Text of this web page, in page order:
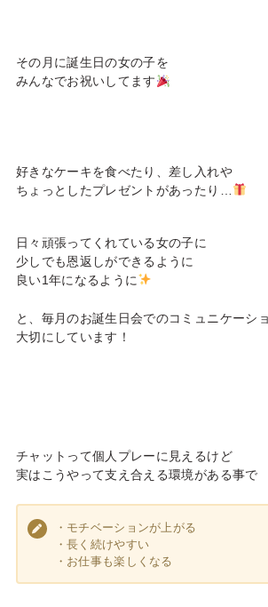
その月に誕生日の女の子を
みんなでお祝いしてます
好きなケーキを食べたり、差し入れや
ちょっとしたプレゼントがあったり…
日々頑張ってくれている女の子に
少しでも恩返しができるように
良い1年になるように
と、毎月のお誕生日会でのコミュニケーシ
大切にしています！
チャットって個人プレーに見えるけど
実はこうやって支え合える環境がある事で
・モチベーションが上がる
・長く続けやすい
・お仕事も楽しくなる